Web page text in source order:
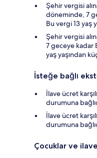
Şehir vergisi
döneminde, 7
Bu vergi 13 yaş
Şehir vergisi
7 geceye kadar
yaş yaşından
İsteğe bağlı
İlave ücret
durumuna
İlave ücret
durumuna
Çocuklar ve